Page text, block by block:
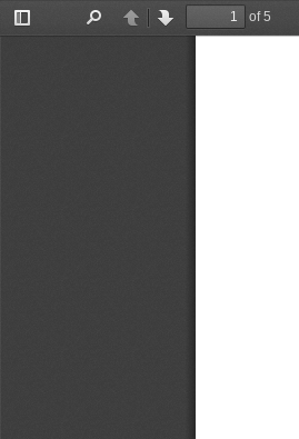
Toggle
PreviousNext
of 5